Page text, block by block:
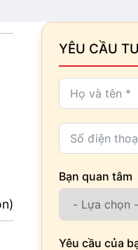
YÊU CẦU
Bạn quan tâm
Yêu cầu của